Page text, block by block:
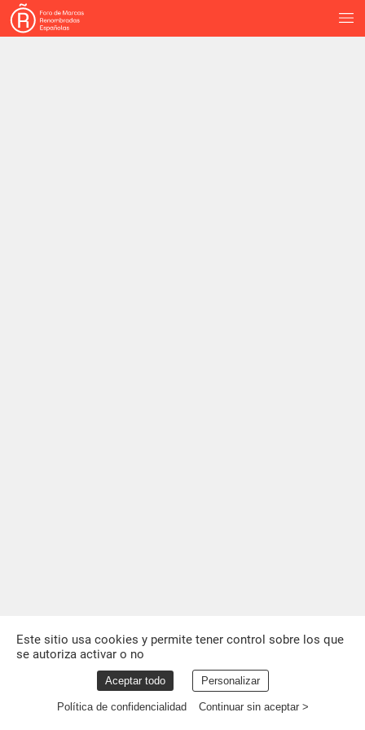
Este sitio usa cookies y permite tener control sobre los que
se autoriza activar o no
Aceptar todo Personalizar
Política de confidencialidad Continuar sin aceptar >